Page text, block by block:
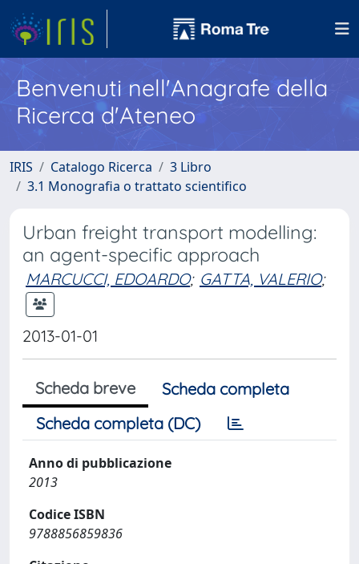
Benvenuti nell'Anagrafe della
Ricerca d'Ateneo
IRIS Catalogo Ricerca
3 Libro
3.1 Monografia o trattato scientifico
Urban freight transport modelling:
an agent-specific approach
MARCUCCI, EDOARDO; GATTA, VALERIO;
2013-01-01
Scheda breve
Scheda completa
Scheda completa (DC)
Anno di pubblicazione
2013
Codice ISBN
9788856859836